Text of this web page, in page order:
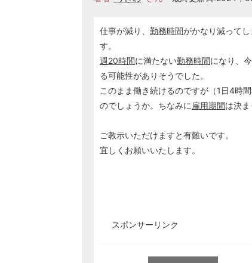
仕事が減り、 勤務時間がかなり減って
す。
週20時間に満たない勤務時間になり、
る可能性がありそうでした。
このまま働き続けるのですが（1日4時間
のでしょうか。ちなみに 雇用期間は決ま
ご教示いただけますと有難いです。
宜しくお願いいたします。
スポンサーリンク